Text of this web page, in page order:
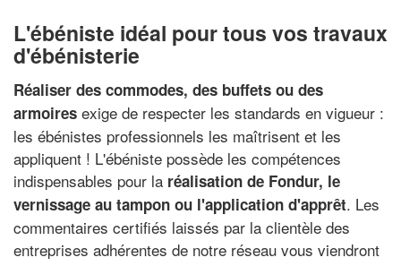
L'ébéniste idéal pour tous vos travaux
d'ébénisterie
Réaliser des commodes, des buffets ou des
armoires exige de respecter les standards en vigueur :
les ébénistes professionnels les maîtrisent et les
appliquent ! L'ébéniste possède les compétences
indispensables pour la réalisation de Fondur, le
vernissage au tampon ou l'application d'apprêt. Les
commentaires certifiés laissés par la clientèle des
entreprises adhérentes de notre réseau vous viendront